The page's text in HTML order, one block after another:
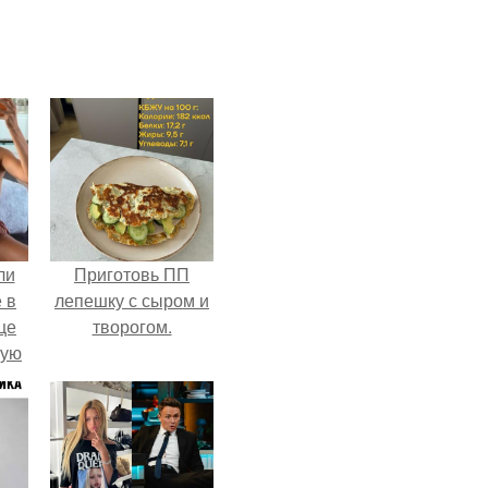
в
Приготовь ПП
лепешку с сыром и
творогом.